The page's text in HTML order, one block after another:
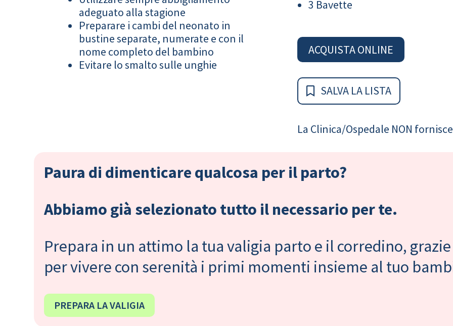
adeguato alla stagione
Preparare i cambi del neonato in
bustine separate, numerate e con il
nome completo del bambino
Evitare lo smalto sulle unghie
3 Bavette
ACQUISTA ONLINE
SALVA LA LISTA
La Clinica/Ospedale NON
Paura di dimenticare qualcosa per il parto?
Abbiamo già selezionato tutto il necessario per te.
Prepara in un attimo la tua valigia parto e il corredino,
per vivere con serenità i primi momenti insieme al tuo
PREPARA LA VALIGIA